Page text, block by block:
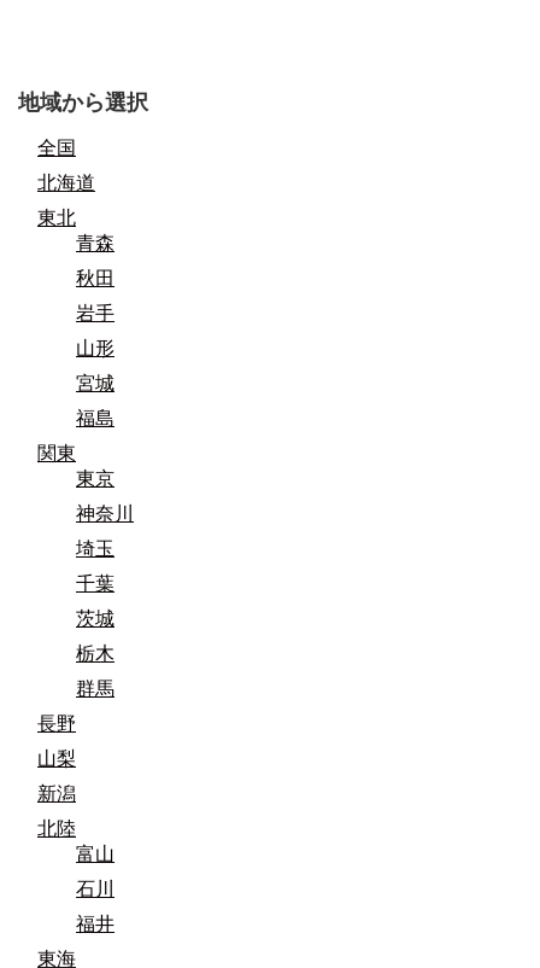
地域から選択
全国
北海道
東北
青森
秋田
岩手
山形
宮城
福島
関東
東京
神奈川
埼玉
千葉
茨城
栃木
群馬
長野
山梨
新潟
北陸
富山
石川
福井
東海